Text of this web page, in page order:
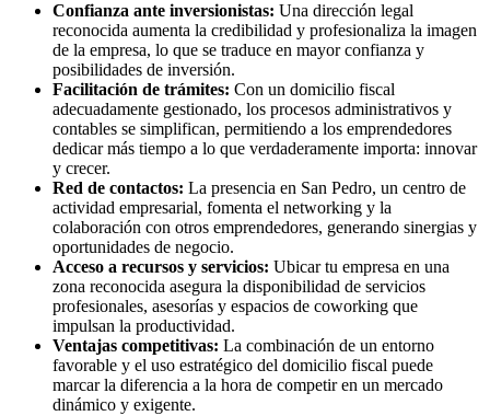
Confianza ante inversionistas: Una dirección legal
reconocida aumenta la credibilidad y profesionaliza la imagen
de la empresa, lo que se traduce en mayor confianza y
posibilidades de inversión.
Facilitación de trámites: Con un domicilio fiscal
adecuadamente gestionado, los procesos administrativos y
contables se simplifican, permitiendo a los emprendedores
dedicar más tiempo a lo que verdaderamente importa: innovar
y crecer.
Red de contactos: La presencia en San Pedro, un centro de
actividad empresarial, fomenta el networking y la
colaboración con otros emprendedores, generando sinergias y
oportunidades de negocio.
Acceso a recursos y servicios: Ubicar tu empresa en una
zona reconocida asegura la disponibilidad de servicios
profesionales, asesorías y espacios de coworking que
impulsan la productividad.
Ventajas competitivas: La combinación de un entorno
favorable y el uso estratégico del domicilio fiscal puede
marcar la diferencia a la hora de competir en un mercado
dinámico y exigente.